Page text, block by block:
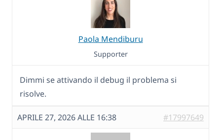
Paola Mendiburu
Supporter
Dimmi se attivando il debug il problema si
risolve.
APRILE 27, 2026 ALLE 16:38 #17997649